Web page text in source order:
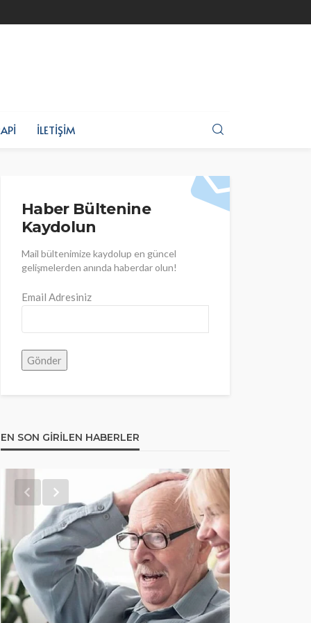
İLETIŞIM
Haber Bültenine
Kaydolun
Mail bültenimize kaydolup en güncel
gelişmelerden anında haberdar olun!
Email Adresiniz
EN SON GIRILEN HABERLER